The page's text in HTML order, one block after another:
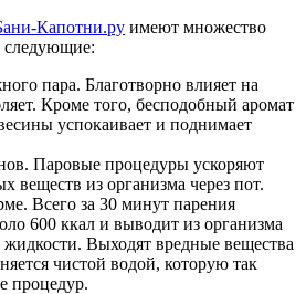
Капотни.ру имеют множество
следующие:
пара. Благотворно влияет на
Кроме того, бесподобный аромат
успокаивает и поднимает
Паровые процедуры ускоряют
веществ из организма через пот.
Всего за 30 минут парения
600 ккал и выводит из организма
жидкости. Выходят вредные вещества
чистой водой, которую так
процедур.